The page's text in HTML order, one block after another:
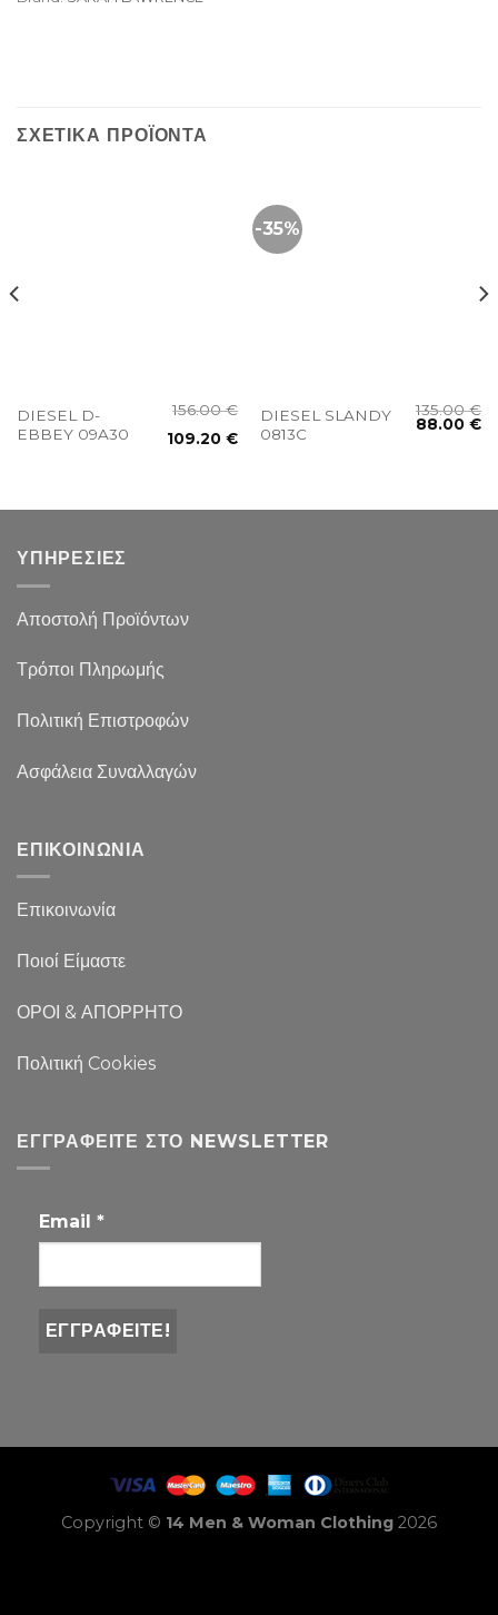
ΣΧΕΤΙΚΆ ΠΡΟΪΌΝΤΑ
DIESEL D-
EBBEY 09A30
156.00€
109.20€
-35%
DIESEL SLANDY
0813C
135.00€
88.00€
ΥΠΗΡΕΣΙΕΣ
Αποστολή Προϊόντων
Τρόποι Πληρωμής
Πολιτική Επιστροφών
Ασφάλεια Συναλλαγών
ΕΠΙΚΟΙΝΩΝΙΑ
Επικοινωνία
Ποιοί Είμαστε
ΟΡΟΙ & ΑΠΟΡΡΗΤΟ
Πολιτική Cookies
ΕΓΓΡΑΦΕΊΤΕ ΣΤΟ NEWSLETTER
Email *
Copyright © 14 Men & Woman Clothing 2026